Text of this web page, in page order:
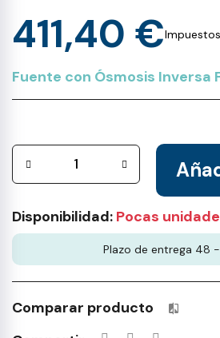
411,40 €
Fuente con Ósmosis Inversa
Disponibilidad: Pocas
Plazo de entrega 48
Comparar producto